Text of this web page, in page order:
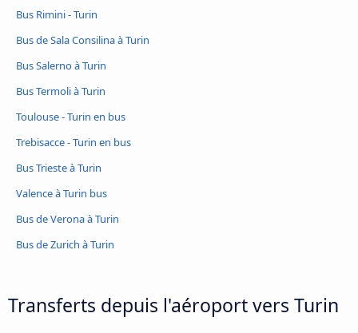
Bus Rimini - Turin
Bus de Sala Consilina à Turin
Bus Salerno à Turin
Bus Termoli à Turin
Toulouse - Turin en bus
Trebisacce - Turin en bus
Bus Trieste à Turin
Valence à Turin bus
Bus de Verona à Turin
Bus de Zurich à Turin
Transferts depuis l'aéroport vers Turin